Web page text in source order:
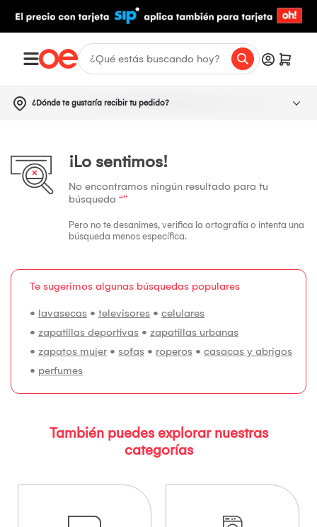
¿Dónde te gustaría recibir tu pedido?
¡Lo sentimos!
No encontramos ningún resultado para tu
búsqueda “”
Pero no te desanimes, verifica la ortografía o intenta una
búsqueda menos específica.
Te sugerimos algunas búsquedas populares
• lavasecas • televisores • celulares
• zapatillas deportivas • zapatillas urbanas
• zapatos mujer • sofas • roperos • casacas y abrigos
• perfumes
También puedes explorar nuestras
categorías